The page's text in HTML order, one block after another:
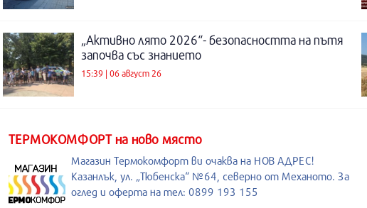
„Активно лято 2026“- безопасността на пътя
започва със знанието
15:39 | 06 август 26
ТЕРМОКОМФОРТ на ново място
Магазин Термокомфорт ви очаква на НОВ АДРЕС!
Казанлък, ул. „Тюбенска“ №64, северно от Механото. За
оглед и оферта на тел: 0899 193 155